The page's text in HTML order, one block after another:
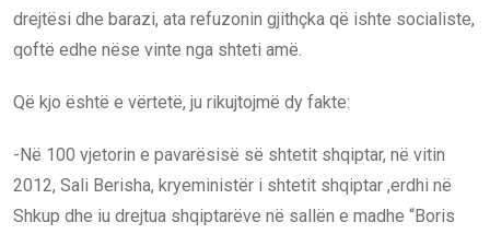
drejtësi dhe barazi, ata refuzonin gjithçka që ishte socialiste,
qoftë edhe nëse vinte nga shteti amë.
Që kjo është e vërtetë, ju rikujtojmë dy fakte:
-Në 100 vjetorin e pavarësisë së shtetit shqiptar, në vitin
2012, Sali Berisha, kryeministër i shtetit shqiptar ,erdhi në
Shkup dhe iu drejtua shqiptarëve në sallën e madhe “Boris